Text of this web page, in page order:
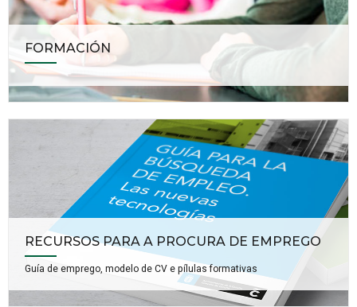
FORMACIÓN
RECURSOS PARA A PROCURA DE EMPREGO
Guía de emprego, modelo de CV e pílulas formativas